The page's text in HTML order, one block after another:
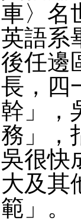
車〉名
英語系
後任邊
長，四
幹」，
務」，
吳很快
大及其
範」。